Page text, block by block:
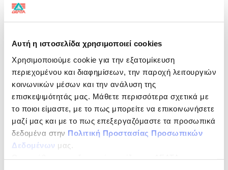
Αυτή η ιστοσελίδα χρησιμοποιεί cookies
Χρησιμοποιούμε cookie για την εξατομίκευση
περιεχομένου και διαφημίσεων, την παροχή λειτουργιών
κοινωνικών μέσων και την ανάλυση της
επισκεψιμότητάς μας. Μάθετε περισσότερα σχετικά με
το ποιοι είμαστε, με το πως μπορείτε να επικοινωνήσετε
μαζί μας και με το πως επεξεργαζόμαστε τα προσωπικά
δεδομένα στην Πολιτική Προστασίας Προσωπικών
Δεδομένων μας.
body and gives you a unique taste experience, every
moment of the day!#KANTOALITHINO
NUTRITIONAL DECLARATION
per 100ml
Energy
275kJ/65kcal
Fat
0,3g
of which Saturates
0,1g
Carbohydrates
12,1g